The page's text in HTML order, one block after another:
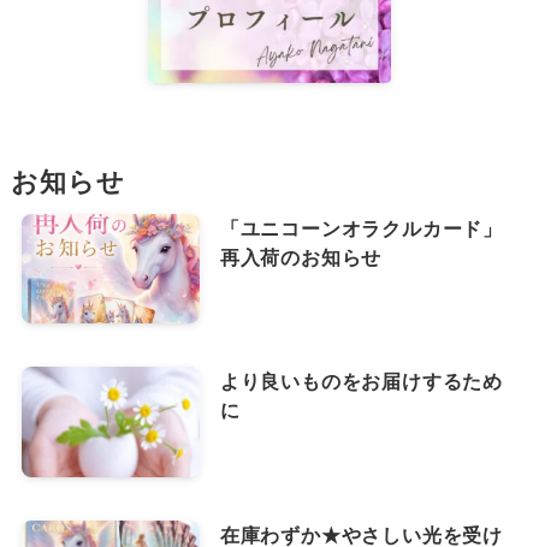
お知らせ
「ユニコーンオラクルカード」
再入荷のお知らせ
より良いものをお届けするため
に
在庫わずか★やさしい光を受け